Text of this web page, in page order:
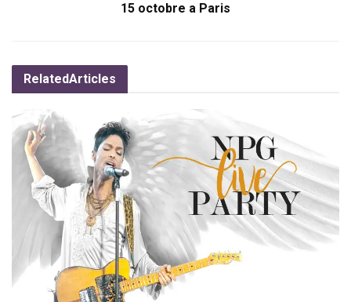
15 octobre a Paris
RelatedArticles